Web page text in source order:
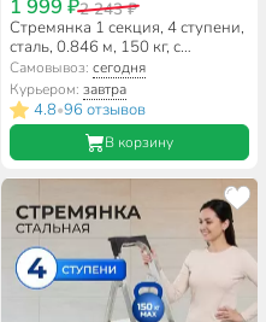
1 999 ₽2 243 ₽
Стремянка 1 секция, 4 ступени,
сталь, 0.846 м, 150 кг, с
широкой ступенью, Nika, СМ4
Самовывоз: сегодня
Курьером: завтра
4.8•96 отзывов
В корзину